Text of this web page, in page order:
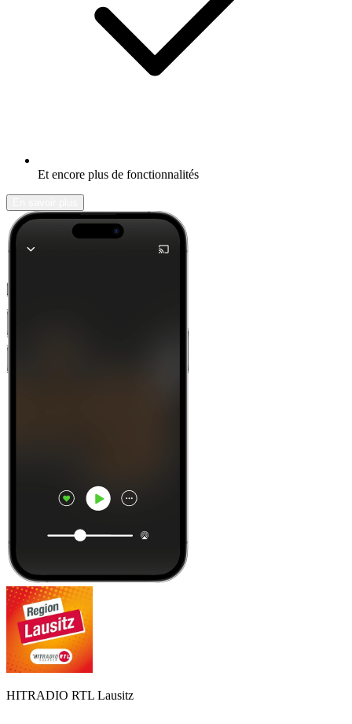
Et encore plus de fonctionnalités
HITRADIO RTL Lausitz